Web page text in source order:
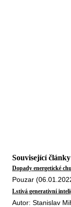
Související
Dopady energetické
Pouzar
Lstivá generativní
Autor: Stanislav